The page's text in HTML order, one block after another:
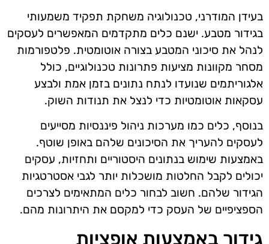
בעידן המודרני, טכנולוגיה משחקת תפקיד משמעותי
בגידור מטבע. ישנם כלים מתקדמים המאפשרים לעסקים
לנהל את סיכוני המטבע בצורה אוטומטית. פלטפורמות
מסחר מקוונות מציעות פתרונות טכנולוגיים, כולל
אלגוריתמים שנועדו לנתח נתונים בזמן אמת ולבצע
עסקאות אוטומטיות כדי לנצל את תנודות השוק.
בנוסף, כלים כמו מערכות ניהול פיננסיות מסייעים
לעסקים להעריך את הסיכונים שלהם באופן שוטף.
באמצעות שימוש בנתונים היסטוריים ותחזיות, עסקים
יכולים לקבל החלטות מושכלות יותר לגבי אסטרטגיות
הגידור שלהם. חשוב לבחור כלים המתאימים לצרכים
הספציפיים של העסק כדי למקסם את היתרונות מהם.
גידור באמצעות אופציות